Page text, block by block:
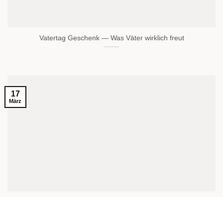
Vatertag Geschenk — Was Väter wirklich freut
17
März